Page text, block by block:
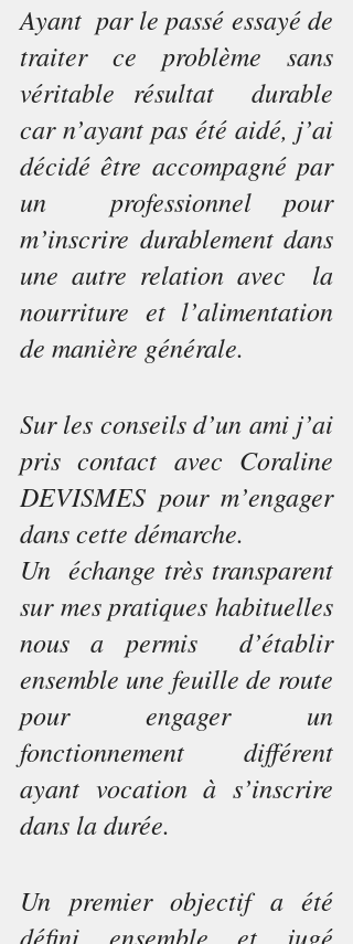
Ayant  par le passé essayé de
traiter ce problème sans
véritable résultat  durable
car n’ayant pas été aidé, j’ai
décidé être accompagné par
un  professionnel pour
m’inscrire durablement dans
une autre relation avec  la
nourriture et l’alimentation
de manière générale.
Sur les conseils d’un ami j’ai
pris contact avec Coraline
DEVISMES pour m’engager
dans cette démarche.
Un  échange très transparent
sur mes pratiques habituelles
nous a permis  d’établir
ensemble une feuille de route
pour engager un
fonctionnement  différent
ayant vocation à s’inscrire
dans la durée.
Un premier objectif a été
défini ensemble et jugé